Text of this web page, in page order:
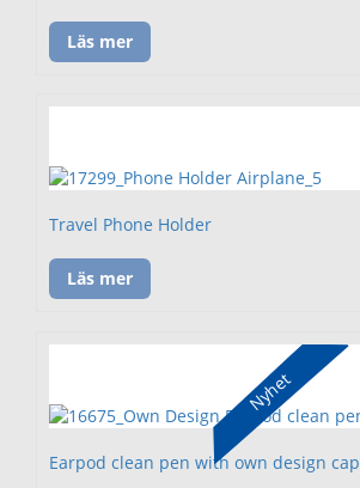
Läs mer
Travel Phone Holder
Läs mer
Nyhet
Earpod clean pen with own design cap